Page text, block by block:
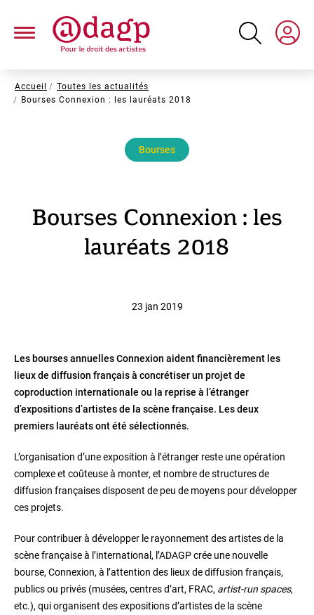
contenu
Fil
d'Ariane
Accueil
Toutes les actualités
Bourses Connexion : les lauréats 2018
Bourses
Bourses Connexion : les
lauréats 2018
23 jan 2019
Les bourses annuelles Connexion aident financièrement les
lieux de diffusion français à concrétiser un projet de
coproduction internationale ou la reprise à l’étranger
d’expositions d’artistes de la scène française. Les deux
premiers lauréats ont été sélectionnés.
L’organisation d’une exposition à l’étranger reste une opération
complexe et coûteuse à monter, et nombre de structures de
diffusion françaises disposent de peu de moyens pour développer
ces projets.
Pour contribuer à développer le rayonnement des artistes de la
scène française à l’international, l’ADAGP crée une nouvelle
bourse, Connexion, à l’attention des lieux de diffusion français,
publics ou privés (musées, centres d’art, FRAC, artist-run spaces,
etc.), qui organisent des expositions d’artistes de la scène